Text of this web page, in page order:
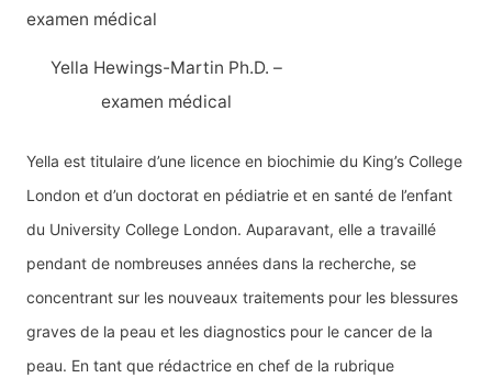
Yella Hewings-Martin Ph.D. –
examen médical
Yella est titulaire d’une licence en biochimie du King’s College
London et d’un doctorat en pédiatrie et en santé de l’enfant
du University College London. Auparavant, elle a travaillé
pendant de nombreuses années dans la recherche, se
concentrant sur les nouveaux traitements pour les blessures
graves de la peau et les diagnostics pour le cancer de la
peau. En tant que rédactrice en chef de la rubrique